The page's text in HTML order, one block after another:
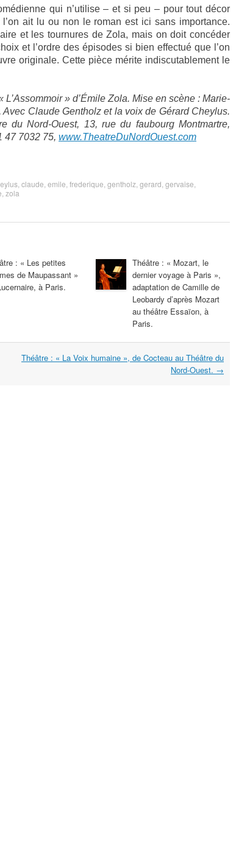
qui n’utilise – et si peu – pour tout décor
ait lu ou non le roman est ici sans importance.
et les tournures de Zola, mais on doit concéder
et l’ordre des épisodes si bien effectué que l’on
originale. Cette pièce mérite indiscutablement le
» d’Émile Zola. Mise en scène : Marie-
Claude Gentholz et la voix de Gérard Cheylus.
du Nord-Ouest, 13, rue du faubourg Montmartre,
47 7032 75, www.TheatreDuNordOuest.com
claude emile frederique gentholz gerard gervaise
zola
: « Les petites
de Maupassant »
à Paris.
Théâtre : « Mozart, le
dernier voyage à Paris »,
adaptation de Camille de
Leobardy d’après Mozart
au théâtre Essaïon, à
Paris.
Théâtre : « La Voix humaine », de Cocteau au Théâtre du
Nord-Ouest. →